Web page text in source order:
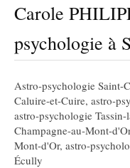
Carole
psychologie à
Astro-psychologie Saint-
Caluire-et-Cuire, astro-
astro-psychologie
Champagne-au-Mont-d'Or
Mont-d'Or, astro-
Écully